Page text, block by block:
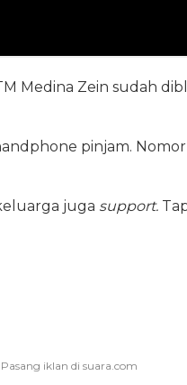
Medina Zein sudah
pinjam. Nomor
juga support.